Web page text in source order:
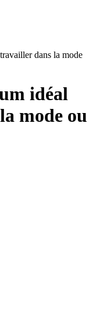
dans la mode
idéal
mode ou